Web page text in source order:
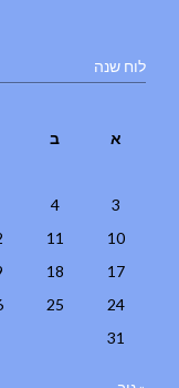
לוח שנה
א
ב
3
4
10
11
17
18
24
25
31